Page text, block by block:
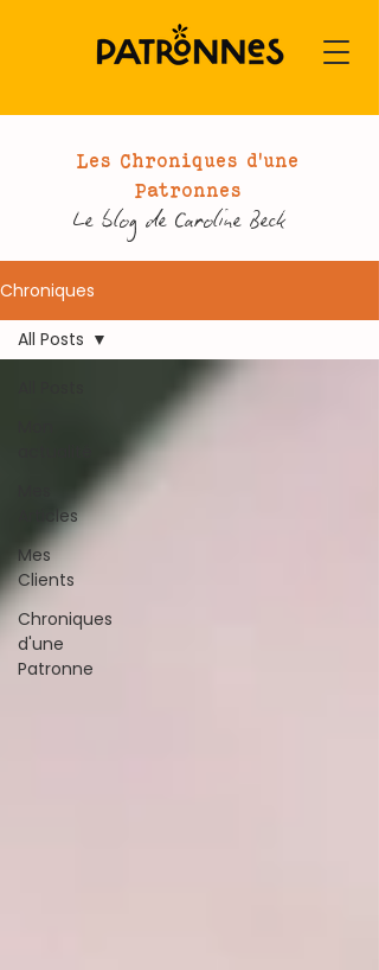
Les Chroniques d'une
Patronnes
Le blog de Caroline Beck
Chroniques
Articles
Mes
Clients
Chroniques
d'une
Patronne
All Posts